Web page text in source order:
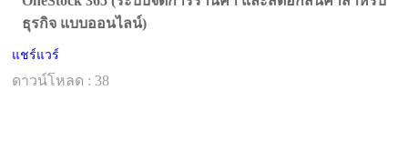
ธุรกิจ แบบออนไลน์)
แชร์แวร์
ดาวน์โหลด : 38